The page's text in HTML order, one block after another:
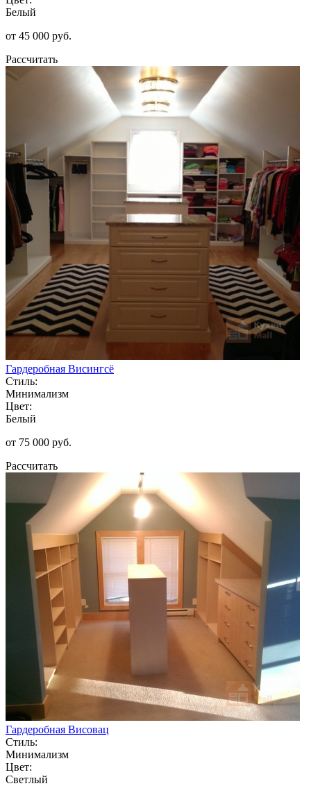
Белый
от 45 000 руб.
Рассчитать
Гардеробная Висингсё
Стиль:
Минимализм
Цвет:
Белый
от 75 000 руб.
Рассчитать
Гардеробная Висовац
Стиль:
Минимализм
Цвет:
Светлый